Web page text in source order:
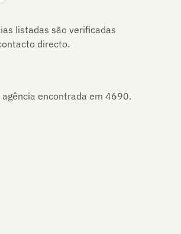
listadas são verificadas
directo.
agência encontrada em 4690.